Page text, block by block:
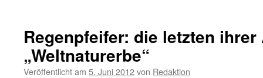
Regenpfeifer: die letzten
„Weltnaturerbe“
Veröffentlicht am 5. Juni 2012von Redaktion